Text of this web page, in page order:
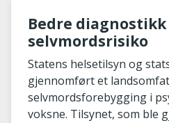
Bedre
selvmordsrisiko
Statens helsetilsyn og
gjennomført et
selvmordsforebygging i
voksne. Tilsynet, som ble